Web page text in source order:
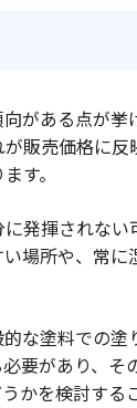
がある点が挙
販売価格に反
す。
発揮されな
場所や、常
な塗料での塗
要があり、そ
かを検討する